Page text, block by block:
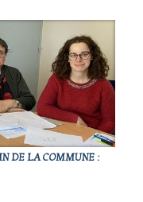
DE LA COMMUNE :